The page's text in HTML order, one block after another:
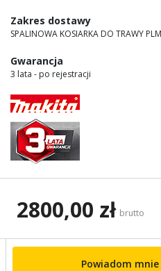
Zakres dostawy
SPALINOWA KOSIARKA DO TRAWY
Gwarancja
3 lata - po rejestracji
2800,00 zł brutto
Powiadom